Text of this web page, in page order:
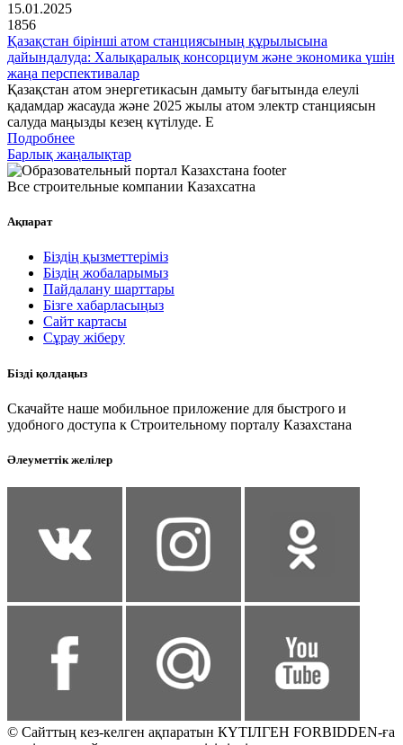
15.01.2025
1856
Қазақстан бірінші атом станциясының құрылысына
дайындалуда: Халықаралық консорциум және экономика үшін
жаңа перспективалар
Қазақстан атом энергетикасын дамыту бағытында елеулі
қадамдар жасауда және 2025 жылы атом электр станциясын
салуда маңызды кезең күтілуде. Е
Подробнее
Барлық жаңалықтар
Все строительные компании Казахсатна
Ақпарат
Біздің қызметтеріміз
Біздің жобаларымыз
Пайдалану шарттары
Бізге хабарласыңыз
Сайт картасы
Сұрау жіберу
Бізді қолдаңыз
Скачайте наше мобильное приложение для быстрого и
удобного доступа к Строительному порталу Казахстана
Әлеуметтік желілер
© Сайттың кез-келген ақпаратын КҮТІЛГЕН FORBIDDEN-ға